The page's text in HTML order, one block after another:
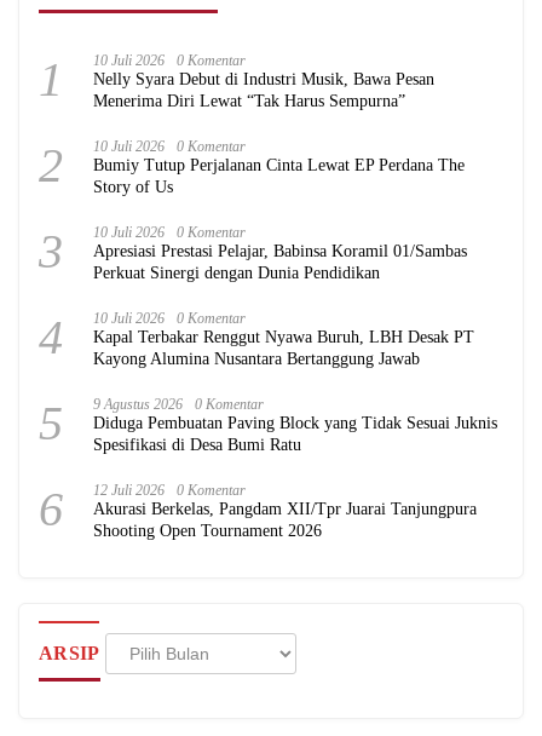
1 10 Juli 2026 0 Komentar
Nelly Syara Debut di Industri Musik, Bawa Pesan
Menerima Diri Lewat “Tak Harus Sempurna”
2 10 Juli 2026 0 Komentar
Bumiy Tutup Perjalanan Cinta Lewat EP Perdana The
Story of Us
3 10 Juli 2026 0 Komentar
Apresiasi Prestasi Pelajar, Babinsa Koramil 01/Sambas
Perkuat Sinergi dengan Dunia Pendidikan
4 10 Juli 2026 0 Komentar
Kapal Terbakar Renggut Nyawa Buruh, LBH Desak PT
Kayong Alumina Nusantara Bertanggung Jawab
5 9 Agustus 2026 0 Komentar
Diduga Pembuatan Paving Block yang Tidak Sesuai Juknis
Spesifikasi di Desa Bumi Ratu
6 12 Juli 2026 0 Komentar
Akurasi Berkelas, Pangdam XII/Tpr Juarai Tanjungpura
Shooting Open Tournament 2026
ARSIP
Arsip